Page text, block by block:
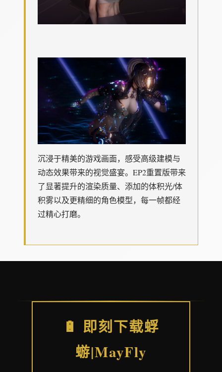
沉浸于精美的游戏画面，感受高级建模与
动态效果带来的视觉盛宴。EP2重置版带来
了显著提升的渲染质量、添加的体积光/体
积雾以及更精细的角色模型，每一帧都经
过精心打磨。
🔋 即刻下载蜉
蝣|MayFly